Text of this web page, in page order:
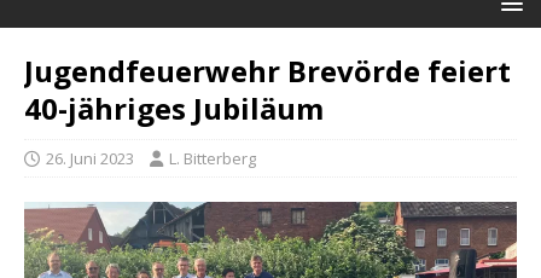
Jugendfeuerwehr Brevörde feiert
40-jähriges Jubiläum
26. Juni 2023 L. Bitterberg